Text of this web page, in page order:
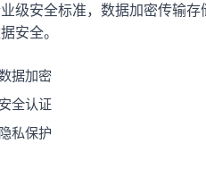
级安全标准，数据加密传输
安全。
据加密
安全认证
隐私保护